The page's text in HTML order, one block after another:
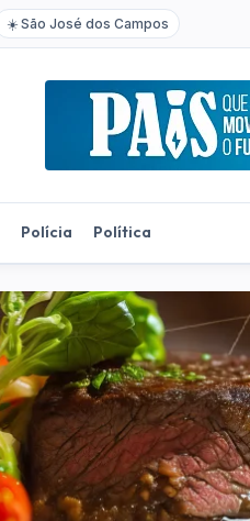
☀️ São José dos Campos
Polícia Política